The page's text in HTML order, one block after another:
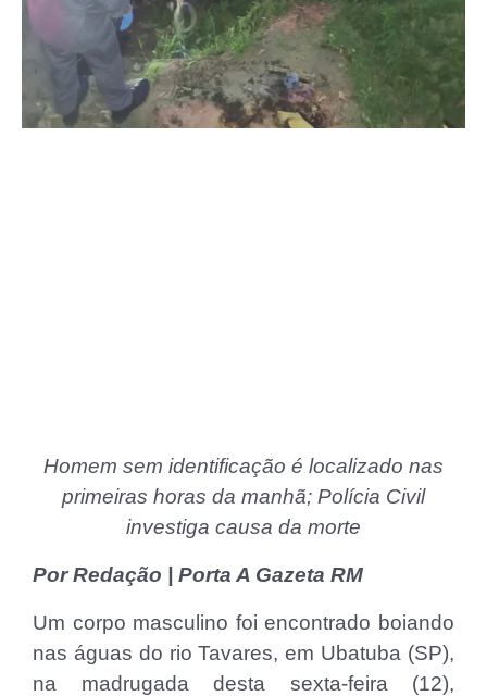
Homem sem identificação é localizado nas
primeiras horas da manhã; Polícia Civil
investiga causa da morte
Por Redação | Porta A Gazeta RM
Um corpo masculino foi encontrado boiando
nas águas do rio Tavares, em Ubatuba (SP),
na madrugada desta sexta-feira (12),